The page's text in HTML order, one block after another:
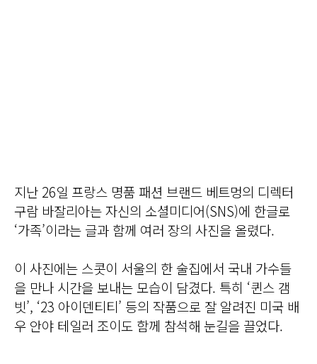
지난 26일 프랑스 명품 패션 브랜드 베트멍의 디렉터
구람 바잘리아는 자신의 소셜미디어(SNS)에 한글로
‘가족’이라는 글과 함께 여러 장의 사진을 올렸다.
이 사진에는 스콧이 서울의 한 술집에서 국내 가수들
을 만나 시간을 보내는 모습이 담겼다. 특히 ‘퀸스 갬
빗’, ‘23 아이덴티티’ 등의 작품으로 잘 알려진 미국 배
우 안야 테일러 조이도 함께 참석해 눈길을 끌었다.